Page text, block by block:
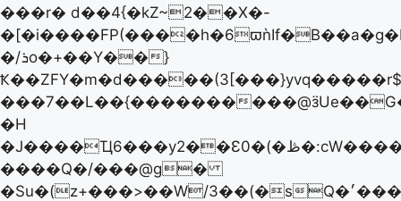
���r� d��4{�kZ~2��X�-
�/ܪo�+��Y��}
���7��L��{�������
�H
�J����Ҵ6���y2��Ɛ0�(�ڟ�:cW������RS�7�u�~dh�Bn'-
����Q�/���@g�
�Su�(z+���>��W/3��(�sQ�׳�����H�AL�6�SD��)���5�U-/